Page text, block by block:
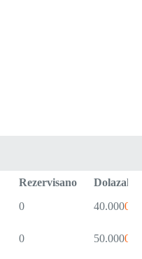
Rezervisano
Dolazak
0 40.000
0 50.000